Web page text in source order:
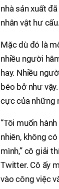
nhà sản xuất
nhân vật hư cấu.
Mặc dù đó là
nhiều người
hay. Nhiều
béo bở như
cực của những
“Tôi muốn
nhiên, không
mình,” cô giải
Twitter. Cô ấy
vào công việc